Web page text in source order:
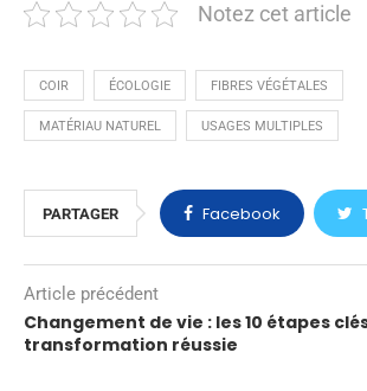
Notez cet article
COIR ÉCOLOGIE FIBRES VÉGÉTALES
MATÉRIAU NATUREL USAGES MULTIPLES
PARTAGER Facebook
Article précédent
Changement de vie : les 10 étapes
transformation réussie